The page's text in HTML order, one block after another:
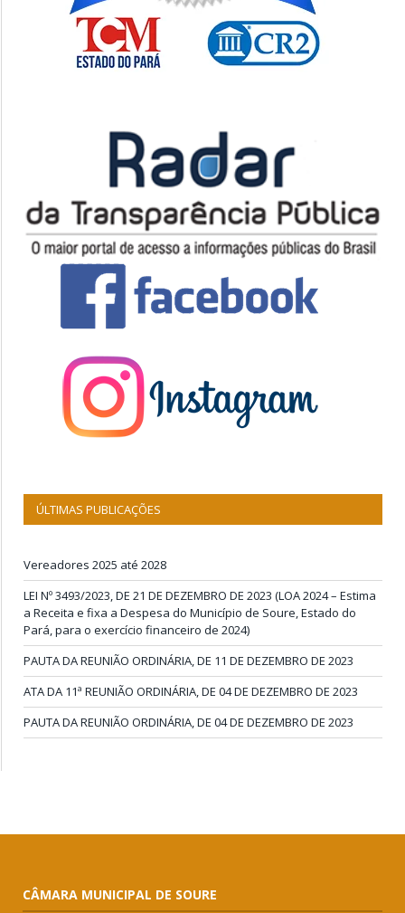
ÚLTIMAS PUBLICAÇÕES
Vereadores 2025 até 2028
LEI Nº 3493/2023, DE 21 DE DEZEMBRO DE 2023 (LOA 2024 – Estima
a Receita e fixa a Despesa do Município de Soure, Estado do
Pará, para o exercício financeiro de 2024)
PAUTA DA REUNIÃO ORDINÁRIA, DE 11 DE DEZEMBRO DE 2023
ATA DA 11ª REUNIÃO ORDINÁRIA, DE 04 DE DEZEMBRO DE 2023
PAUTA DA REUNIÃO ORDINÁRIA, DE 04 DE DEZEMBRO DE 2023
CÂMARA MUNICIPAL DE SOURE